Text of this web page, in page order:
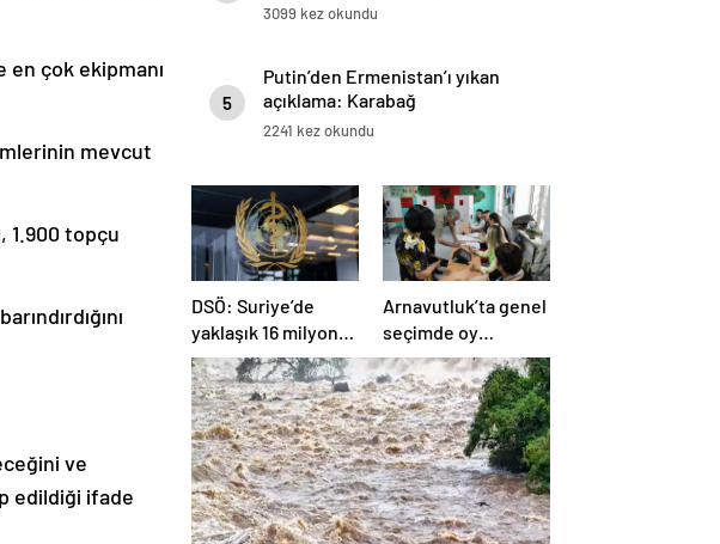
en çok ekipmanı
mevcut
1.900 topçu
ve
edildiği ifade
3099 kez okundu
5
Putin’den Ermenistan’ı yıkan
açıklama: Karabağ
Azerbaycan’ın ayrılmaz bir
2241 kez okundu
DSÖ: Suriye’de
yaklaşık 16 milyon
kişi sağlık
desteğine ihtiyaç
duyuyor
Arnavutluk’ta genel
seçimde oy
kullanma işlemi
başladı